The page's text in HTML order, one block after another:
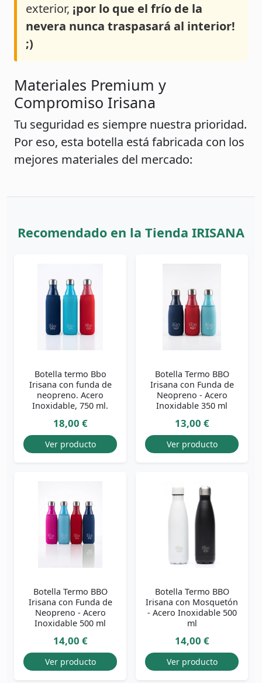
exterior, ¡por lo que el frío de la
nevera nunca traspasará al interior!
;)
Materiales Premium y
Compromiso Irisana
Tu seguridad es siempre nuestra prioridad.
Por eso, esta botella está fabricada con los
mejores materiales del mercado:
Recomendado en la Tienda IRISANA
Botella termo Bbo
Irisana con funda de
neopreno. Acero
Inoxidable, 750 ml.
18,00 €
Ver producto
Botella Termo BBO
Irisana con Funda de
Neopreno - Acero
Inoxidable 350 ml
13,00 €
Ver producto
Botella Termo BBO
Irisana con Funda de
Neopreno - Acero
Inoxidable 500 ml
14,00 €
Ver producto
Botella Termo BBO
Irisana con Mosquetón
- Acero Inoxidable 500
ml
14,00 €
Ver producto